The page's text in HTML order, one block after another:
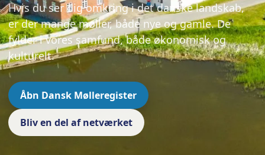
Hvis du ser dig omkring i det danske landskab,
er der mange møller, både nye og gamle. De
fylder i vores samfund, både økonomisk og
kulturelt.
Åbn Dansk Mølleregister
Bliv en del af netværket